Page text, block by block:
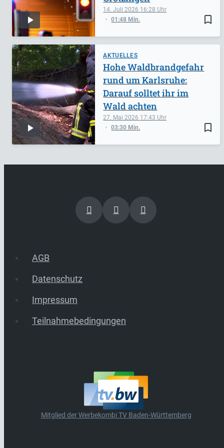
bookmark_border
14. Juli 2026 16:28
01:48 Min.
AKTUELLES
bookmark_border
27. Mai 2026 17:43
03:30 Min.
Hohe Waldbrandgefahr
rund um Karlsruhe:
Darauf solltet ihr im
Wald achten
AGB
Datenschutz
Impressum
Teilnahmebedingungen
Mitglied der Werbekombi TV Baden-Württemberg